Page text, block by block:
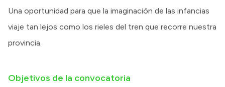
Una oportunidad para que la imaginación de las infancias
viaje tan lejos como los rieles del tren que recorre nuestra
provincia.
Objetivos de la convocatoria